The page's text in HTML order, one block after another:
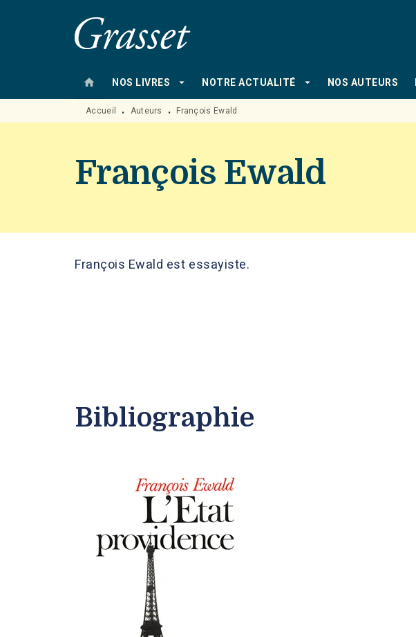
MENU RECHERCHE
home NOS LIVRES arrow_drop_down NOTRE ACTUALITÉ arrow_drop_down NOS AUTEURS
Accueil • Auteurs • François Ewald
François Ewald
François Ewald est essayiste.
Bibliographie